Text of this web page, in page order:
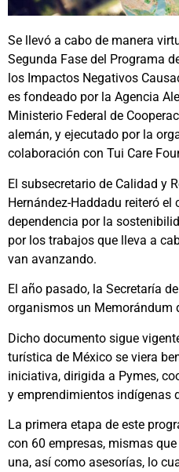
Se llevó a cabo de manera
Segunda Fase del Programa
los Impactos Negativos
es fondeado por la Agencia
Ministerio Federal de
alemán, y ejecutado por la
colaboración con Tui Care
El subsecretario de Calidad y
Hernández-Haddadu reiteró el
dependencia por la
por los trabajos que lleva a
van avanzando.
El año pasado, la Secretaría
organismos un Memorándum
Dicho documento sigue
turística de México se viera
iniciativa, dirigida a Pymes,
y emprendimientos indígenas
La primera etapa de este
con 60 empresas, mismas
una, así como asesorías, lo